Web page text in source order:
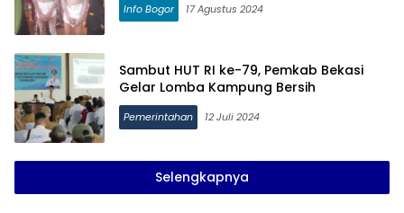
Info Bogor 17 Agustus 2024
Sambut HUT RI ke-79, Pemkab Bekasi
Gelar Lomba Kampung Bersih
Pemerintahan 12 Juli 2024
Selengkapnya